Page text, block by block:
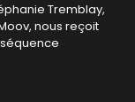
Tremblay,
nous reçoit